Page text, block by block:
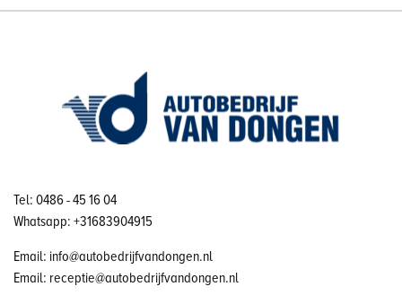
Tel: 0486 - 45 16 04
Whatsapp: +31683904915
Email: info@autobedrijfvandongen.nl
Email: receptie@autobedrijfvandongen.nl